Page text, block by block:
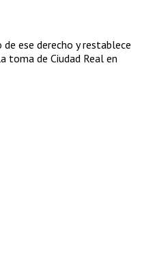
ese derecho y restablece
toma de Ciudad Real en